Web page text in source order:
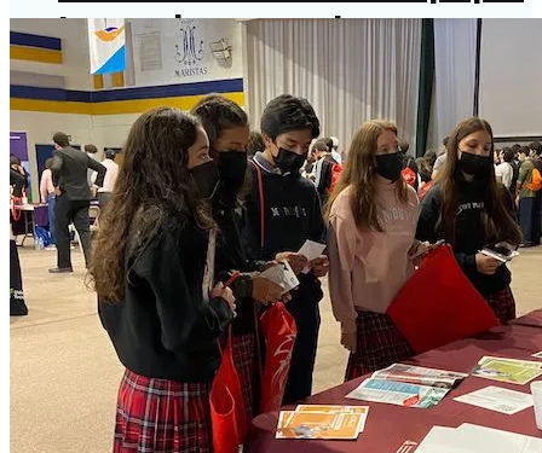
Los pobres son la
brújula para caminar en la
Iglesia
Fe Católica
Vida y obra de los 25
mártires cristeros